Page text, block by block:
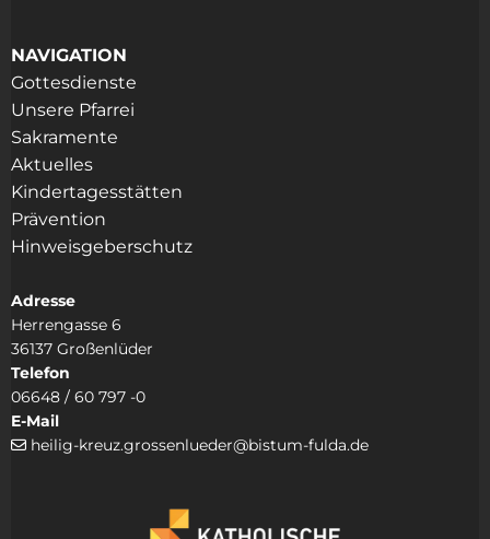
NAVIGATION
Gottesdienste
Unsere Pfarrei
Sakramente
Aktuelles
Kindertagesstätten
Prävention
Hinweisgeberschutz
Adresse
Herrengasse 6
36137 Großenlüder
Telefon
06648 / 60 797 -0
E-Mail
 heilig-kreuz.grossenlueder@bistum-fulda.de